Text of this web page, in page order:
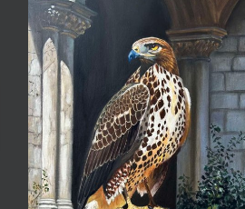
Nina Toman
Stebėtojas II
40×30 cm